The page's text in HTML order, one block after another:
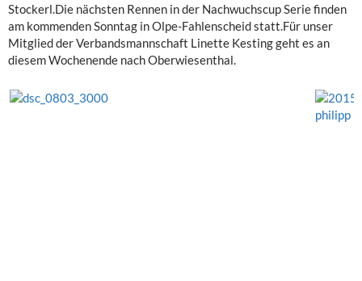
Stockerl.Die nächsten Rennen in der Nachwuchscup Serie finden
am kommenden Sonntag in Olpe-Fahlenscheid statt.Für unser
Mitglied der Verbandsmannschaft Linette Kesting geht es an
diesem Wochenende nach Oberwiesenthal.